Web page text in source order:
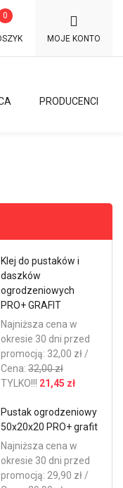
0
MOJE KONTO
PRODUCENCI
Klej do pustaków i
daszków
ogrodzeniowych
PRO+ GRAFIT
Najniższa cena w
okresie 30 dni przed
promocją: 32,00 zł /
Cena: 32,00 zł
TYLKO!!! 21,45 zł
Pustak ogrodzeniowy
50x20x20 PRO+ grafit
Najniższa cena w
okresie 30 dni przed
promocją: 29,90 zł /